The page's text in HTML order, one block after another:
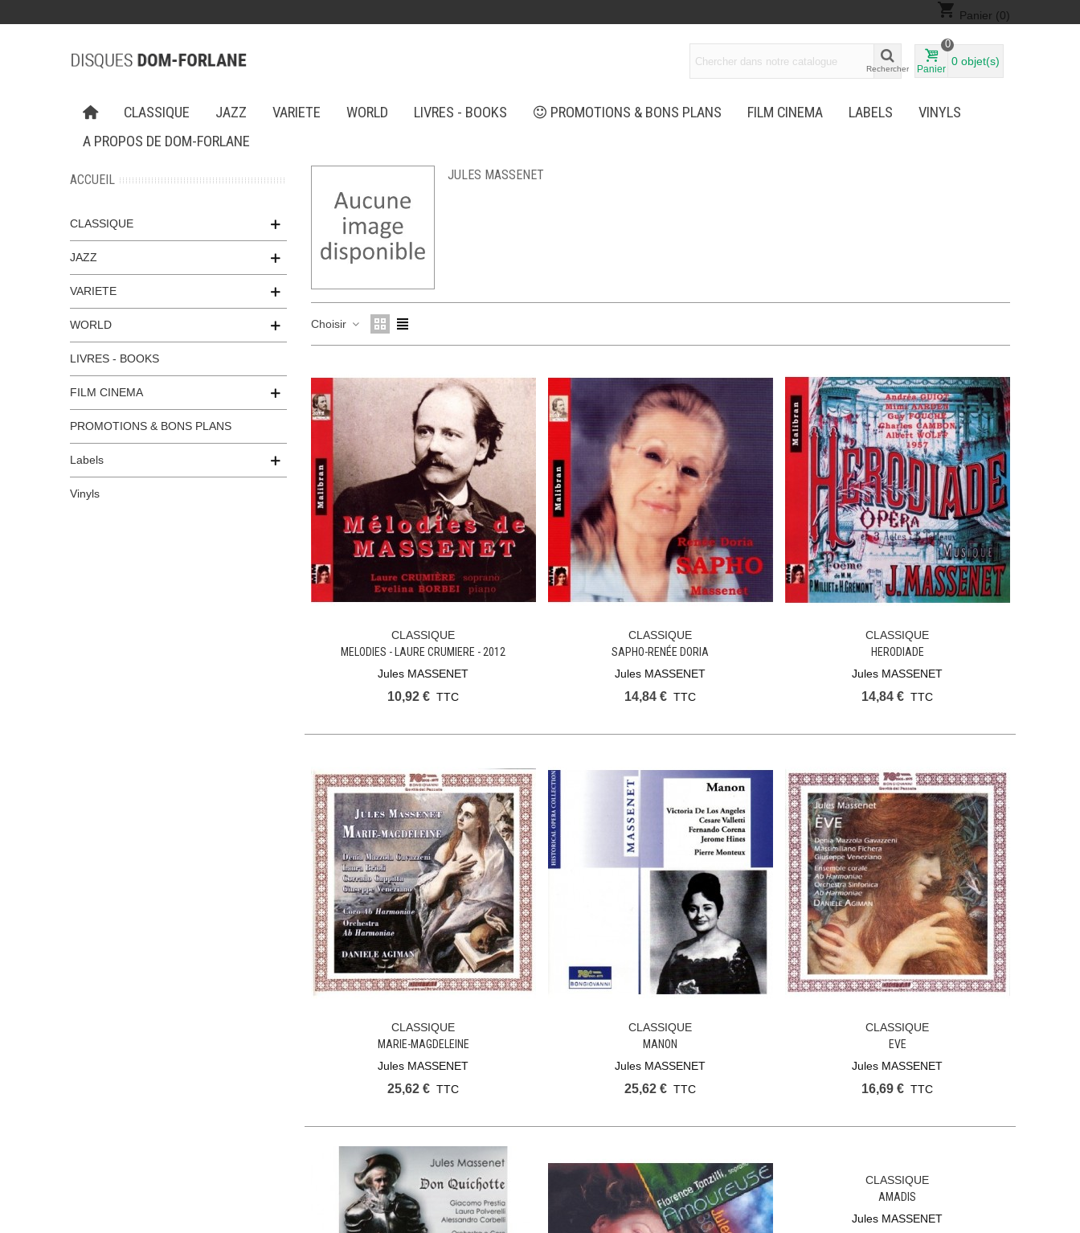
shopping_cart Panier (0)
Rechercher Panier
0
0 objet(s)
CLASSIQUE JAZZ VARIETE WORLD LIVRES - BOOKS PROMOTIONS & BONS PLANS FILM CINEMA LABELS
VINYLS
A PROPOS DE DOM-FORLANE
ACCUEIL
CLASSIQUE
JAZZ
VARIETE
WORLD
LIVRES - BOOKS
FILM CINEMA
PROMOTIONS & BONS PLANS
Labels
Vinyls
JULES MASSENET
Choisir
Ajouter Au Panier
CLASSIQUE
MELODIES - LAURE CRUMIERE - 2012
Jules MASSENET
10,92 € TTC
Ajouter Au Panier
CLASSIQUE
SAPHO-RENÉE DORIA
Jules MASSENET
14,84 € TTC
Ajouter Au Panier
CLASSIQUE
HERODIADE
Jules MASSENET
14,84 € TTC
Ajouter Au Panier
CLASSIQUE
MARIE-MAGDELEINE
Jules MASSENET
25,62 € TTC
Ajouter Au Panier
CLASSIQUE
MANON
Jules MASSENET
25,62 € TTC
Ajouter Au Panier
CLASSIQUE
EVE
Jules MASSENET
16,69 € TTC
Ajouter Au Panier
CLASSIQUE
AMADIS
Jules MASSENET